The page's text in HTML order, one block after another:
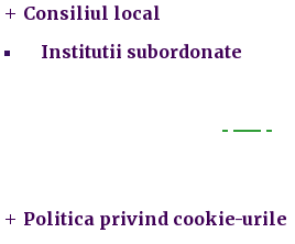
Consiliul local
Institutii subordonate
Politica privind cookie-urile